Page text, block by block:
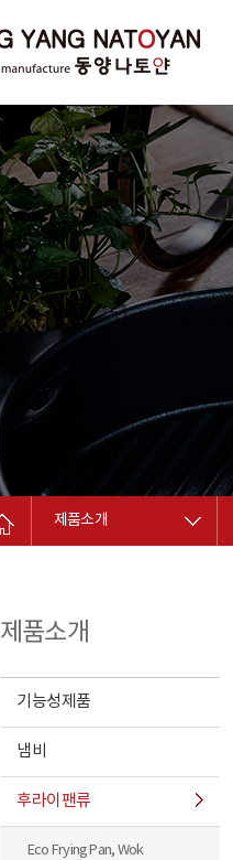
제품소개
제품소개
기능성제품
냄비
후라이팬류
Eco Frying Pan, Wok